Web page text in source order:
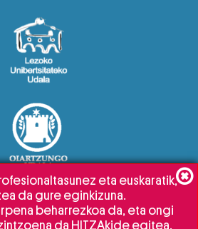
eta euskaratik,
da gure eginkizuna.
beharrezkoa da, eta ongi
da HITZAkide egitea.